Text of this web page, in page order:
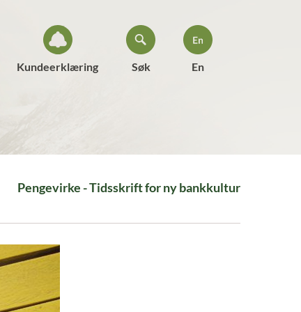
Kundeerklæring Søk En
Pengevirke - Tidsskrift for ny bankkultur